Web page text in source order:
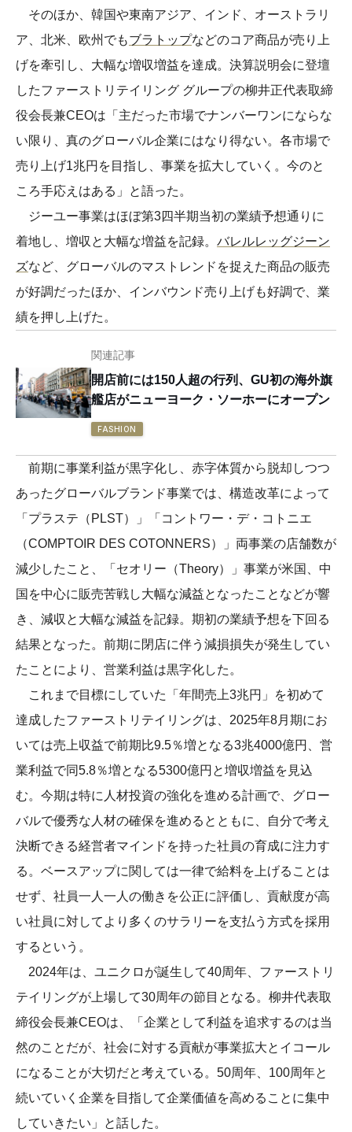
そのほか、韓国や東南アジア、インド、オーストラリ
ア、北米、欧州でもブラトップなどのコア商品が売り上
げを牽引し、大幅な増収増益を達成。決算説明会に登壇
したファーストリテイリング グループの柳井正代表取締
役会長兼CEOは「主だった市場でナンバーワンにならな
い限り、真のグローバル企業にはなり得ない。各市場で
売り上げ1兆円を目指し、事業を拡大していく。今のと
ころ手応えはある」と語った。
ジーユー事業はほぼ第3四半期当初の業績予想通りに
着地し、増収と大幅な増益を記録。 バレルレッグジーン
ズなど、グローバルのマストレンドを捉えた商品の販売
が好調だったほか、インバウンド売り上げも好調で、業
績を押し上げた。
関連記事
開店前には150人超の行列、GU初の海外旗
艦店がニューヨーク・ソーホーにオープン
FASHION
前期に事業利益が黒字化し、赤字体質から脱却しつつ
あったグローバルブランド事業では、構造改革によって
「プラステ（PLST）」「コントワー・デ・コトニエ
（COMPTOIR DES COTONNERS）」両事業の店舗数が
減少したこと、「セオリー（Theory）」事業が米国、中
国を中心に販売苦戦し大幅な減益となったことなどが響
き、減収と大幅な減益を記録。期初の業績予想を下回る
結果となった。前期に閉店に伴う減損損失が発生してい
たことにより、営業利益は黒字化した。
これまで目標にしていた「年間売上3兆円」を初めて
達成したファーストリテイリングは、2025年8月期にお
いては売上収益で前期比9.5％増となる3兆4000億円、営
業利益で同5.8％増となる5300億円と増収増益を見込
む。今期は特に人材投資の強化を進める計画で、グロー
バルで優秀な人材の確保を進めるとともに、自分で考え
決断できる経営者マインドを持った社員の育成に注力す
る。ベースアップに関しては一律で給料を上げることは
せず、社員一人一人の働きを公正に評価し、貢献度が高
い社員に対してより多くのサラリーを支払う方式を採用
するという。
2024年は、ユニクロが誕生して40周年、ファーストリ
テイリングが上場して30周年の節目となる。柳井代表取
締役会長兼CEOは、「企業として利益を追求するのは当
然のことだが、社会に対する貢献が事業拡大とイコール
になることが大切だと考えている。50周年、100周年と
続いていく企業を目指して企業価値を高めることに集中
していきたい」と話した。